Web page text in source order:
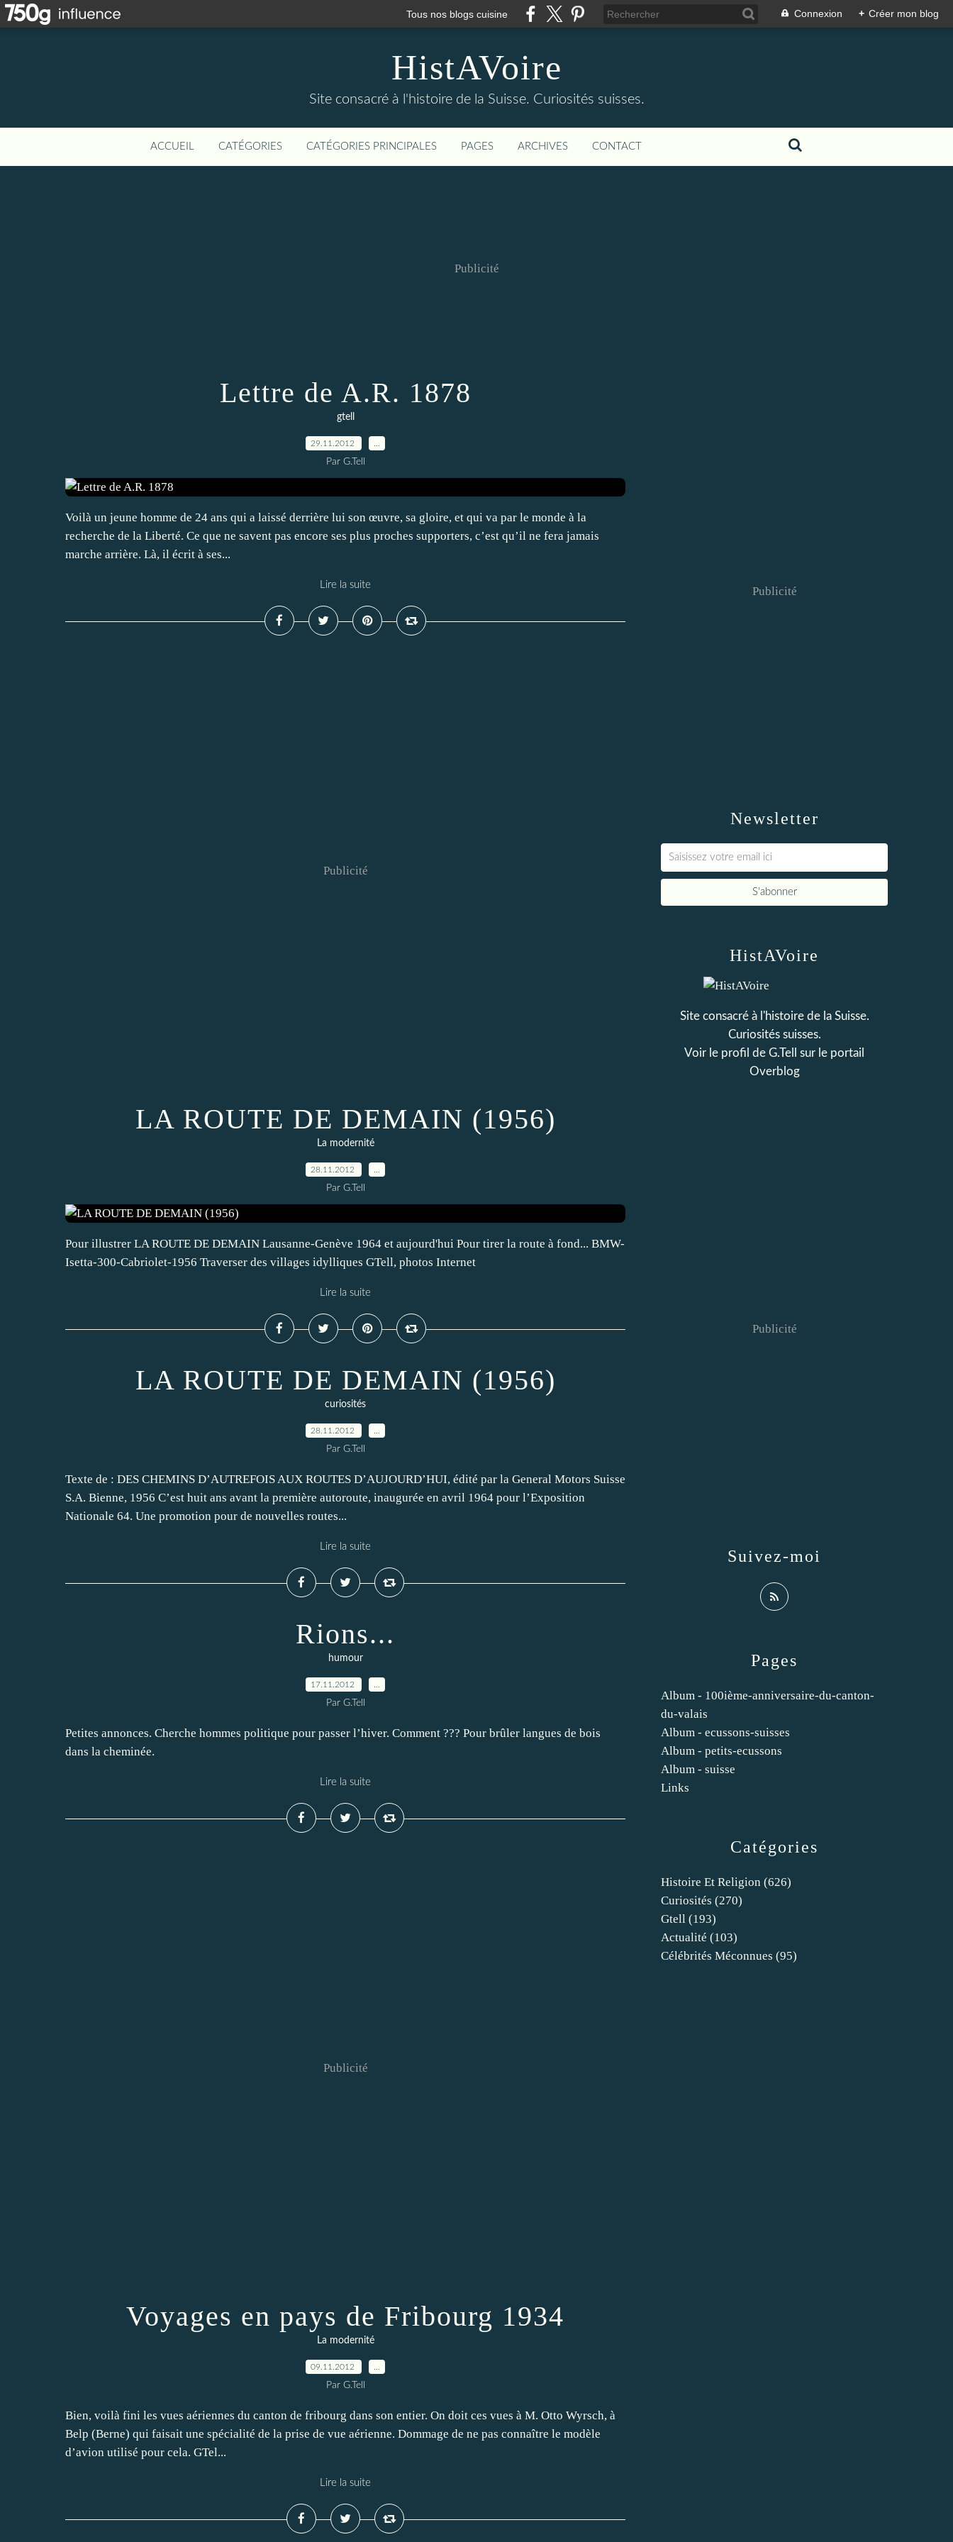
Tous nos blogs cuisine Connexion + Créer mon blog
HistAVoire
Site consacré à l'histoire de la Suisse. Curiosités suisses.
ACCUEIL CATÉGORIES CATÉGORIES PRINCIPALES PAGES ARCHIVES CONTACT
Publicité
Lettre de A.R. 1878
gtell
29.11.2012
Par G.Tell
Voilà un jeune homme de 24 ans qui a laissé derrière lui son œuvre, sa gloire, et qui va par le monde à la
recherche de la Liberté. Ce que ne savent pas encore ses plus proches supporters, c’est qu’il ne fera jamais
marche arrière. Là, il écrit à ses...
Lire la suite
Publicité
LA ROUTE DE DEMAIN (1956)
La modernité
28.11.2012
Par G.Tell
Pour illustrer LA ROUTE DE DEMAIN Lausanne-Genève 1964 et aujourd'hui Pour tirer la route à fond... BMW-
Isetta-300-Cabriolet-1956 Traverser des villages idylliques GTell, photos Internet
Lire la suite
LA ROUTE DE DEMAIN (1956)
curiosités
28.11.2012
Par G.Tell
Texte de : DES CHEMINS D’AUTREFOIS AUX ROUTES D’AUJOURD’HUI, édité par la General Motors Suisse
S.A. Bienne, 1956 C’est huit ans avant la première autoroute, inaugurée en avril 1964 pour l’Exposition
Nationale 64. Une promotion pour de nouvelles routes...
Lire la suite
Rions...
humour
17.11.2012
Par G.Tell
Petites annonces. Cherche hommes politique pour passer l’hiver. Comment ??? Pour brûler langues de bois
dans la cheminée.
Lire la suite
Publicité
Voyages en pays de Fribourg 1934
La modernité
09.11.2012
Par G.Tell
Bien, voilà fini les vues aériennes du canton de fribourg dans son entier. On doit ces vues à M. Otto Wyrsch, à
Belp (Berne) qui faisait une spécialité de la prise de vue aérienne. Dommage de ne pas connaître le modèle
d’avion utilisé pour cela. GTel...
Lire la suite
Newsletter
Publicité
Catégories
Histoire Et Religion (626)
Curiosités (270)
Gtell (193)
Actualité (103)
Célébrités Méconnues (95)
Pages
Album - 100ième-anniversaire-du-canton-
du-valais
Album - ecussons-suisses
Album - petits-ecussons
Album - suisse
Links
HistAVoire
Site consacré à l'histoire de la Suisse.
Curiosités suisses.
Voir le profil de G.Tell
sur le portail
Overblog
Suivez-moi
Publicité